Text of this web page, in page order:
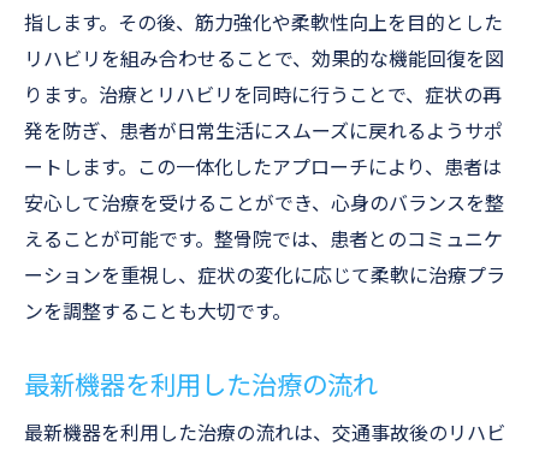
指します。その後、筋力強化や柔軟性向上を目的とした
リハビリを組み合わせることで、効果的な機能回復を図
ります。治療とリハビリを同時に行うことで、症状の再
発を防ぎ、患者が日常生活にスムーズに戻れるようサポ
ートします。この一体化したアプローチにより、患者は
安心して治療を受けることができ、心身のバランスを整
えることが可能です。整骨院では、患者とのコミュニケ
ーションを重視し、症状の変化に応じて柔軟に治療プラ
ンを調整することも大切です。
最新機器を利用した治療の流れ
最新機器を利用した治療の流れは、交通事故後のリハビ